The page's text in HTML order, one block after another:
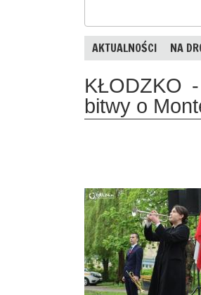
AKTUALNOŚCI NA
KŁODZKO
bitwy o